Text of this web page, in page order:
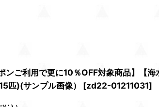
ンご利用で更に10％OFF対象商品】【
匹)(サンプル画像）
[zd22-01211031]